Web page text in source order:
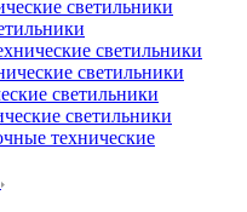
светильники
светильники
светильники
светильники
светильники
технические